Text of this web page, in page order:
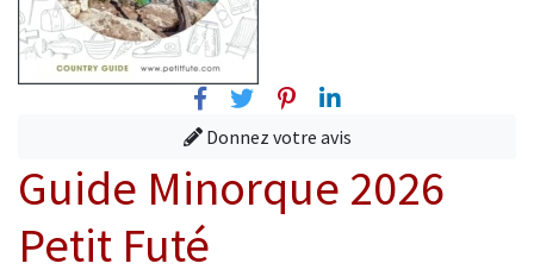
FacebookTwitterPinterest
Linkedin
Donnez votre avis
Guide Minorque 2026
Petit Futé